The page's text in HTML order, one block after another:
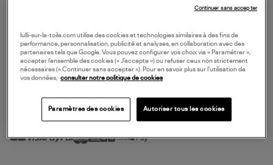
NOS SERVICES
SERVICE CLIENT
MODE DE PAIEMENT
lulli-sur-la-toile.com utilise des cookies et technologies similaires à des fins de
performance, personnalisation, publicité et analyses, en collaboration avec des
partenaires tels que Google. Vous pouvez configurer vos choix via « Paramétrer »,
accepter l’ensemble des cookies (« J’accepte ») ou refuser ceux non strictement
nécessaires (« Continuer sans accepter »). Pour en savoir plus sur l’utilisation de
vos données,
consulter notre politique de cookies
Paramètres des cookies Autoriser tous les cookies
Continuer sans accepter